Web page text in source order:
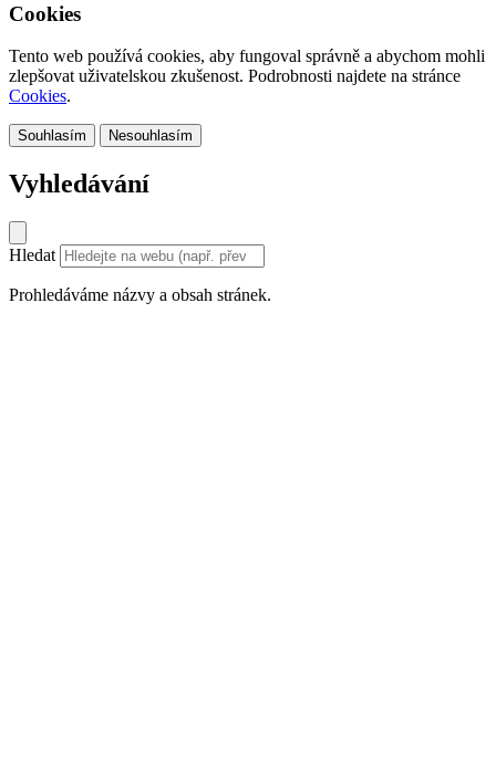
Cookies
Tento web používá cookies, aby fungoval správně a abychom mohli
zlepšovat uživatelskou zkušenost. Podrobnosti najdete na stránce
Cookies.
Souhlasím Nesouhlasím
Vyhledávání
Hledat
Prohledáváme názvy a obsah stránek.